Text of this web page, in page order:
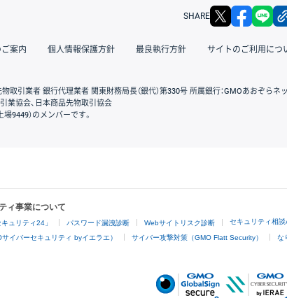
SHARE X
案内 個人情報保護方針 最良執行方針 サイトのご利用につ
取引業者 銀行代理業者 関東財務局長（銀代）第330号 所属銀行：GMOあおぞらネ
業協会、日本商品先物取引協会
9449）のメンバーです。
ィ事業について
ュリティ24」 パスワード漏洩診断 Webサイトリスク診断 セキュリティ相
イバーセキュリティ byイエラエ） サイバー攻撃対策（GMO Flatt Security） な